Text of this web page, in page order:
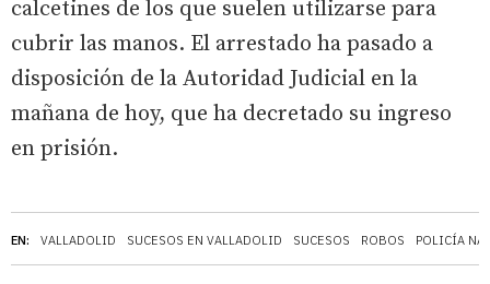
EN: VALLADOLID SUCESOS EN VALLADOLID SUCESOS ROBOS POLICÍA
calcetines de los que suelen utilizarse para
cubrir las manos. El arrestado ha pasado a
disposición de la Autoridad Judicial en la
mañana de hoy, que ha decretado su ingreso
en prisión.